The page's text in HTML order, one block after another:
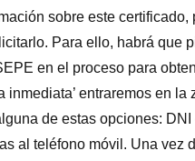
sobre este
Para ello, habrá que
en el proceso para
inmediata’ entraremos en
de estas opciones:
al teléfono móvil. Una vez